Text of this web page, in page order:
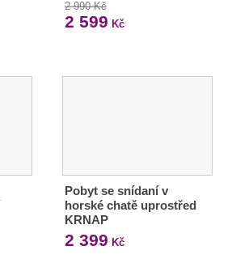
2 990 Kč
2 599 Kč
Pobyt se snídaní v
horské chatě uprostřed
KRNAP
2 399 Kč